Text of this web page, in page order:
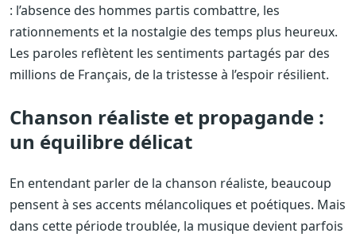
: l’absence des hommes partis combattre, les
rationnements et la nostalgie des temps plus heureux.
Les paroles reflètent les sentiments partagés par des
millions de Français, de la tristesse à l’espoir résilient.
Chanson réaliste et propagande :
un équilibre délicat
En entendant parler de la chanson réaliste, beaucoup
pensent à ses accents mélancoliques et poétiques. Mais
dans cette période troublée, la musique devient parfois